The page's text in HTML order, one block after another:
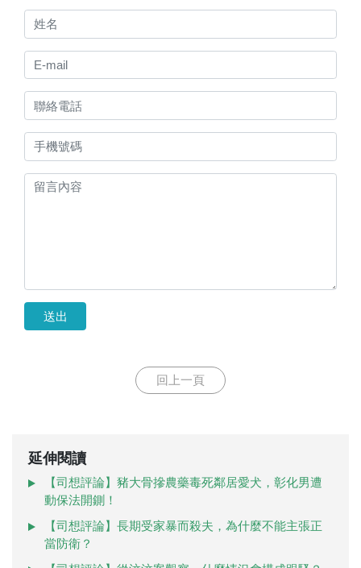
送出
回上一頁
延伸閱讀
【司想評論】豬大骨摻農藥毒死鄰居愛犬，彰化男遭
動保法開鍘！
【司想評論】長期受家暴而殺夫，為什麼不能主張正
當防衛？